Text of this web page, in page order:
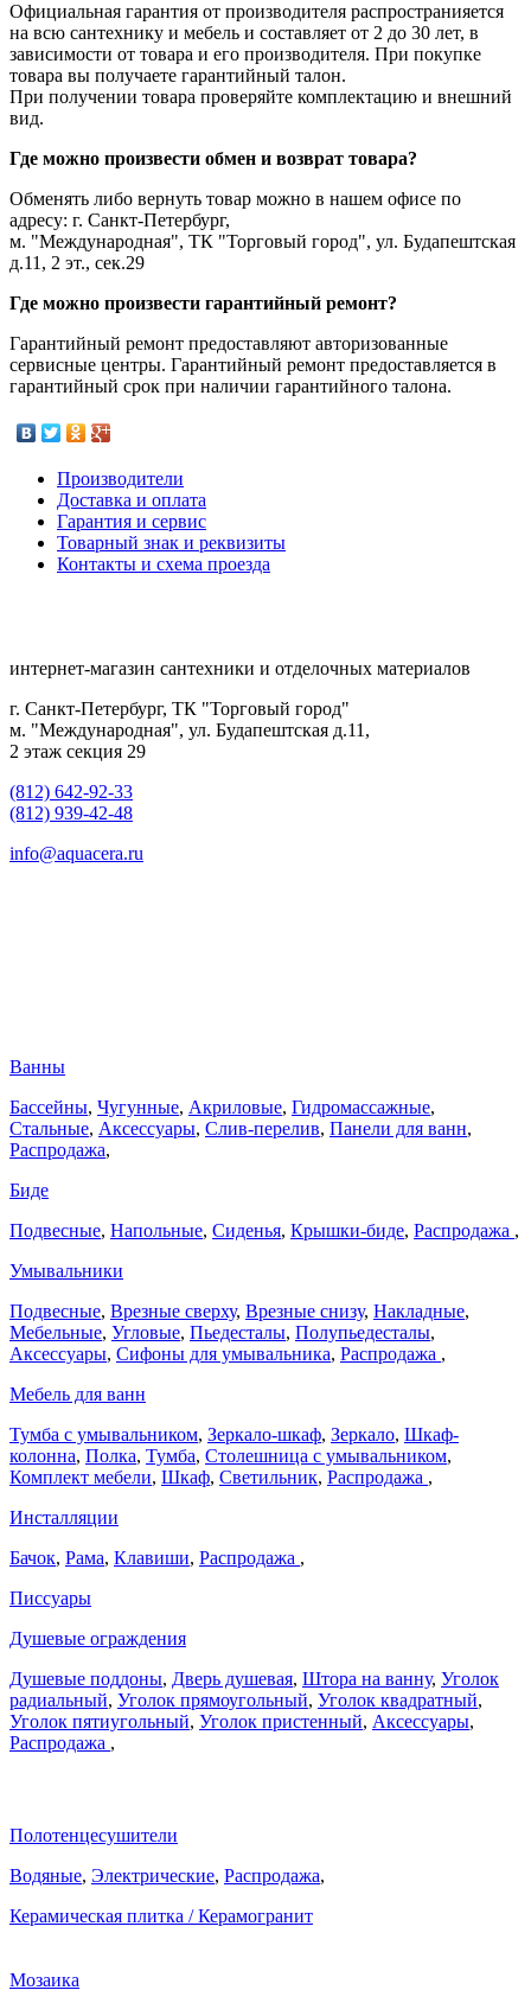
Официальная гарантия от производителя распространияется
на всю сантехнику и мебель и составляет от 2 до 30 лет, в
зависимости от товара и его производителя. При покупке
товара вы получаете гарантийный талон.
При получении товара проверяйте комплектацию и внешний
вид.
Где можно произвести обмен и возврат товара?
Обменять либо вернуть товар можно в нашем офисе по
адресу: г. Санкт-Петербург,
м. "Международная", ТК "Торговый город", ул. Будапештская
д.11, 2 эт., сек.29
Где можно произвести гарантийный ремонт?
Гарантийный ремонт предоставляют авторизованные
сервисные центры. Гарантийный ремонт предоставляется в
гарантийный срок при наличии гарантийного талона.
Производители
Доставка и оплата
Гарантия и сервис
Товарный знак и реквизиты
Контакты и схема проезда
интернет-магазин сантехники и отделочных материалов
г. Санкт-Петербург, ТК "Торговый город"
м. "Международная", ул. Будапештская д.11,
2 этаж секция 29
(812) 642-92-33
(812) 939-42-48
info@aquacera.ru
Ванны
Бассейны, Чугунные, Акриловые, Гидромассажные,
Стальные, Аксессуары, Слив-перелив, Панели для ванн,
Распродажа,
Биде
Подвесные, Напольные, Сиденья, Крышки-биде, Распродажа ,
Умывальники
Подвесные, Врезные сверху, Врезные снизу, Накладные,
Мебельные, Угловые, Пьедесталы, Полупьедесталы,
Аксессуары, Сифоны для умывальника, Распродажа ,
Мебель для ванн
Тумба с умывальником, Зеркало-шкаф, Зеркало, Шкаф-
колонна, Полка, Тумба, Столешница с умывальником,
Комплект мебели, Шкаф, Светильник, Распродажа ,
Инсталляции
Бачок, Рама, Клавиши, Распродажа ,
Писсуары
Душевые ограждения
Душевые поддоны, Дверь душевая, Штора на ванну, Уголок
радиальный, Уголок прямоугольный, Уголок квадратный,
Уголок пятиугольный, Уголок пристенный, Аксессуары,
Распродажа ,
Полотенцесушители
Водяные, Электрические, Распродажа,
Керамическая плитка / Керамогранит
Мозаика